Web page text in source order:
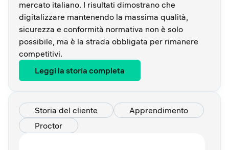
mercato italiano. I risultati dimostrano che
digitalizzare mantenendo la massima qualità,
sicurezza e conformità normativa non è solo
possibile, ma è la strada obbligata per rimanere
competitivi.
Leggi la storia completa
Storia del cliente
Apprendimento
Proctor